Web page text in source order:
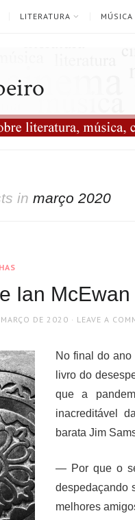
LITERATURA MÚSICA
in março 2020
Ian McEwan
DE 2020 LEAVE A
No final do ano
livro do
que a
inacreditável
barata Jim
— Por que o
despedaçando
melhores